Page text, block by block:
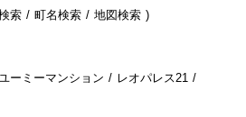
索 町名検索 地図検索
ーミーマンション
レオパレス21